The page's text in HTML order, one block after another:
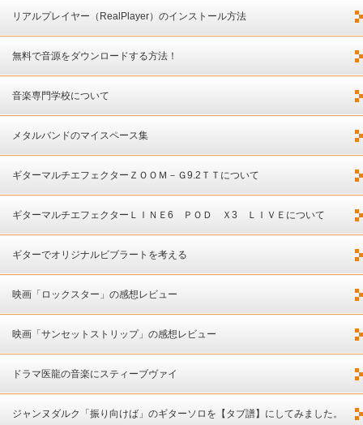
リアルプレイヤー（RealPlayer）のインストール方法
無料で音源をダウンロードする方法！
音楽専門学校について
メタルバンドのマイスペース集
ギターマルチエフェクターＺＯＯＭ－Ｇ9.2ＴＴについて
ギターマルチエフェクターＬＩＮＥ6 ＰＯＤ Ｘ3 ＬＩＶＥについて
ギターでオリジナルビブラートを考える
映画「ロックスター」の感想レビュー
映画「サンセットストリップ」の感想レビュー
ドラマ医龍の音楽にスティーブヴァイ
ジャンヌダルク「振り向けば」のギターソロを【タブ譜】にしてみました。